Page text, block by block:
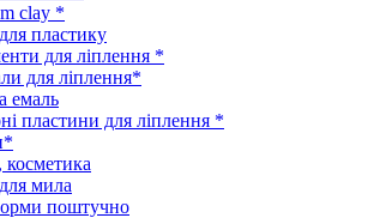
clay *
пластику
для ліплення *
для ліплення*
емаль
пластини для ліплення *
мила
поштучно